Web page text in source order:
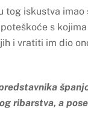
tog iskustva
s
i vratiti im dio
ribarstva, a